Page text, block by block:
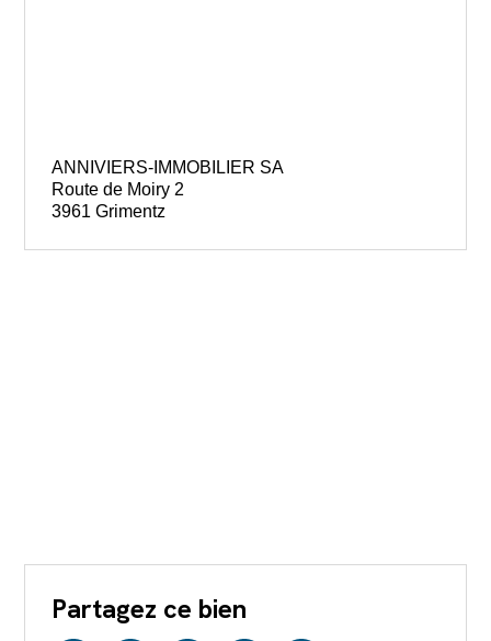
ANNIVIERS-IMMOBILIER SA
Route de Moiry 2
3961 Grimentz
Partagez ce bien